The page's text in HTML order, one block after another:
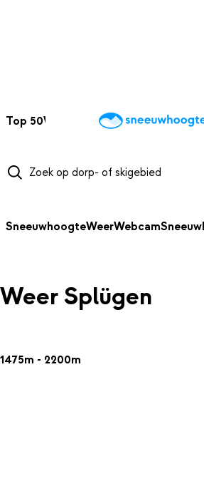
Top 50Webcams Wintersportweer
SneeuwhoogteWeerWebcam
Weer Splügen
1475m - 2200m